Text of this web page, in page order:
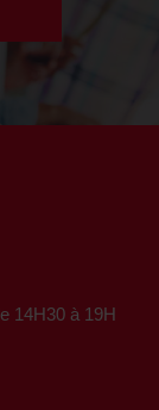
14H30 à 19H